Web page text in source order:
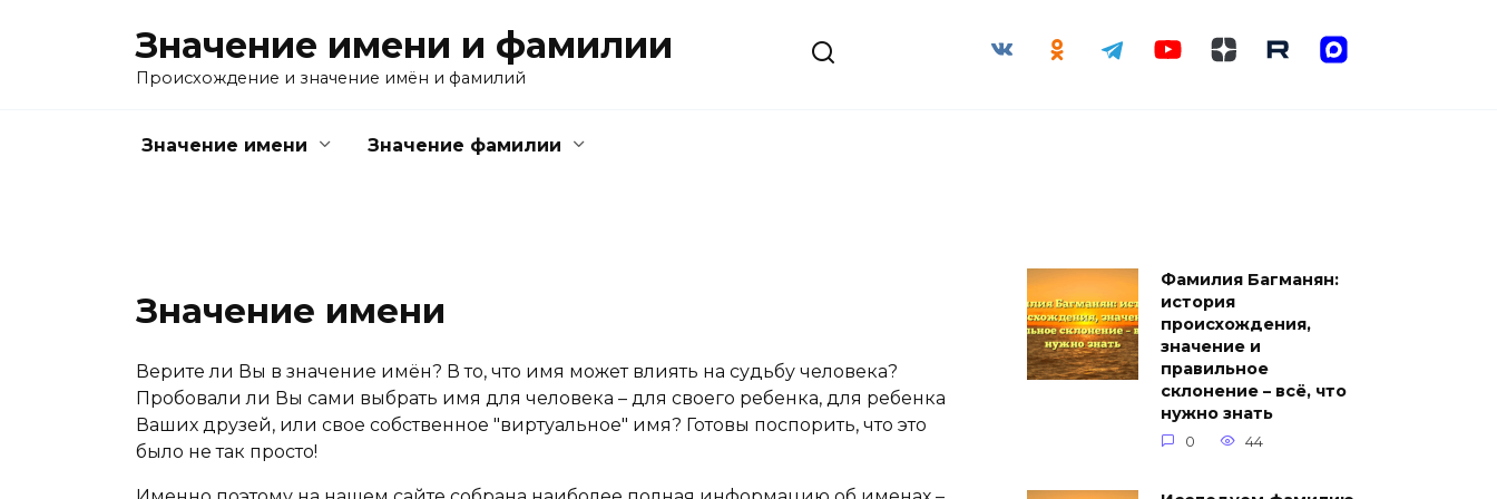
Значение имени и фамилии
Происхождение и значение имён и фамилий
Значение имени Значение фамилии
Значение имени
Верите ли Вы в значение имён? В то, что имя может влиять на судьбу человека?
Пробовали ли Вы сами выбрать имя для человека – для своего ребенка, для ребенка
Ваших друзей, или свое собственное "виртуальное" имя? Готовы поспорить, что это
было не так просто!
Фамилия Багманян:
история
происхождения,
значение и
правильное
склонение – всё, что
нужно знать
0 44